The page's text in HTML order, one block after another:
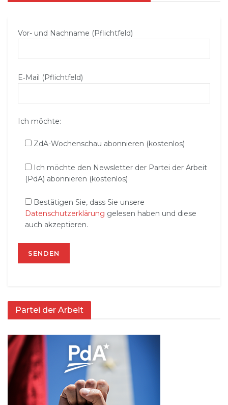
Vor- und Nachname (Pflichtfeld)
E‑Mail (Pflichtfeld)
Ich möchte:
ZdA-Wochenschau abonnieren (kostenlos)
Ich möchte den Newsletter der Partei der Arbeit
(PdA) abonnieren (kostenlos)
Bestätigen Sie, dass Sie unsere
Datenschutzerklärung gelesen haben und diese
auch akzeptieren.
Partei der Arbeit